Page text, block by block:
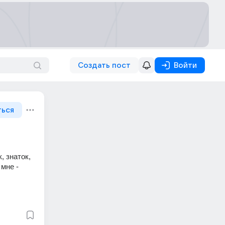
Создать пост Войти
знаток,
мне -